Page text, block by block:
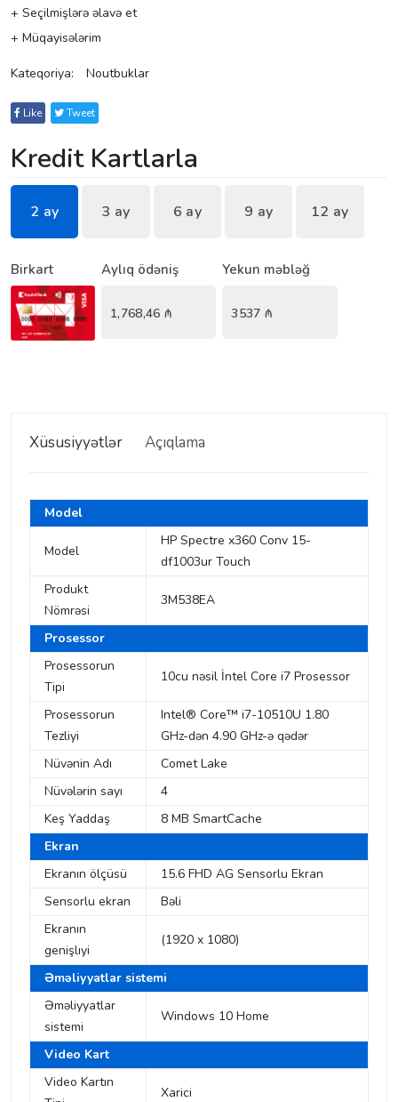
+ Seçilmişlərə əlavə et
+ Müqayisələrim
Kateqoriya: Noutbuklar
Like Tweet
Kredit Kartlarla
2 ay 3 ay 6 ay 9 ay 12 ay
Birkart Aylıq ödəniş
1,768,46 ₼
Yekun məbləğ
3537 ₼
Xüsusiyyətlər Açıqlama
Model
Model
HP Spectre x360 Conv 15-
df1003ur Touch
Produkt
Nömrəsi
3M538EA
Prosessor
Prosessorun
Tipi
10cu nəsil İntel Core i7 Prosessor
Prosessorun
Tezliyi
Intel® Core™ i7-10510U 1.80
GHz-dən 4.90 GHz-ə qədər
Nüvənin Adı
Comet Lake
Nüvələrin sayı
4
Keş Yaddaş
8 MB SmartCache
Ekran
Ekranın ölçüsü
15.6 FHD AG Sensorlu Ekran
Sensorlu ekran
Bəli
Ekranın
genişlıyi
(1920 x 1080)
Əməliyyatlar sistemi
Əməliyyatlar
sistemi
Windows 10 Home
Video Kart
Video Kartın
Xarici